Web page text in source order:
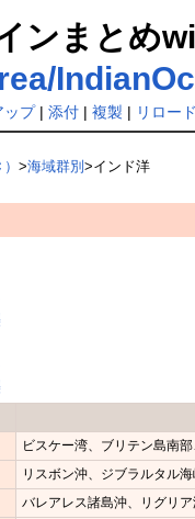
ンまとめ
ップ| 添付| 複製 | リロー
）>海域群別>インド洋
ビスケー湾、ブリテン島南
リスボン沖、ジブラルタル
バレアレス諸島沖、リグリ